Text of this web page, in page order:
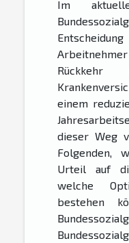
Im
einem
dieser Weg
Folgenden,
Urteil auf
welche
bestehen